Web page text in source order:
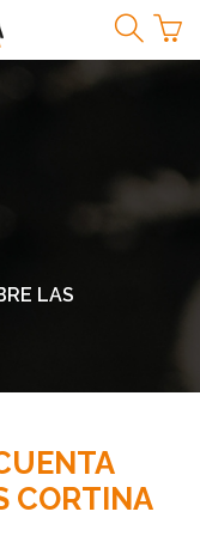
LAS
CORTINA